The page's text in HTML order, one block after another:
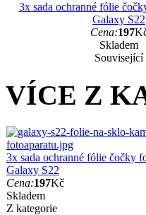
3x sada ochranné fólie
Galaxy S22
Cena:197
Skladem
Související
VÍCE Z
3x sada ochranné fólie čočky
Galaxy S22
Cena:197Kč
Skladem
Z kategorie